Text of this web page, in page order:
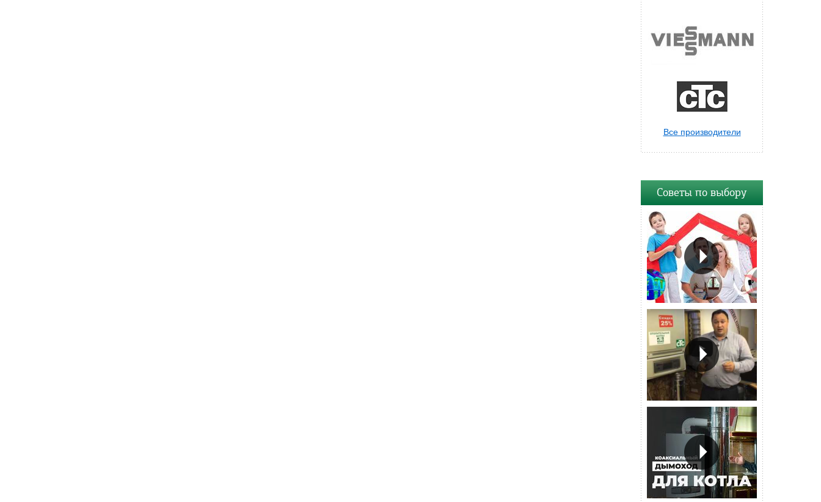
Все производители
Советы по выбору